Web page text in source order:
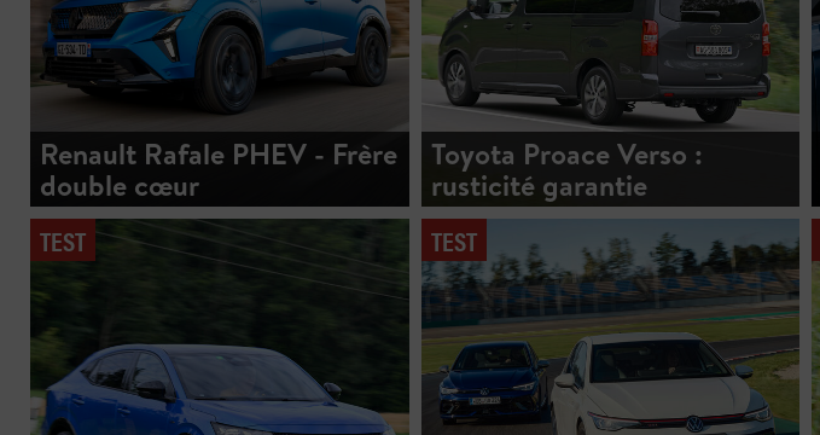
Renault Rafale PHEV - Frère
double cœur
Toyota Proace Verso :
rusticité garantie
TEST TEST